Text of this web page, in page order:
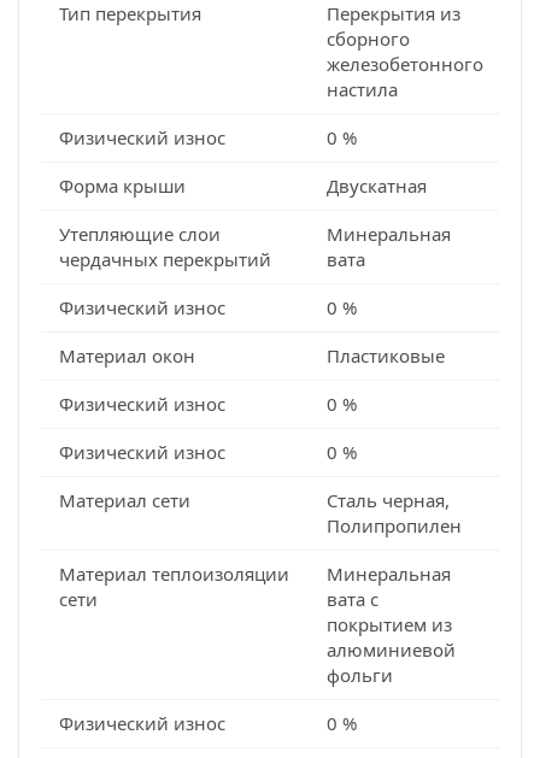
Тип перекрытия
Перекрытия из
сборного
железобетонного
настила
Физический износ
0 %
Форма крыши
Двускатная
Утепляющие слои
чердачных перекрытий
Минеральная
вата
Физический износ
0 %
Материал окон
Пластиковые
Физический износ
0 %
Физический износ
0 %
Материал сети
Сталь черная,
Полипропилен
Материал теплоизоляции
сети
Минеральная
вата с
покрытием из
алюминиевой
фольги
Физический износ
0 %